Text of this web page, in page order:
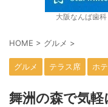
大阪なんば歯
HOME > グルメ >
グルメ テラス席 ホ
舞洲の森で気軽